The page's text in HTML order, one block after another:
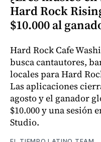
Hard Rock
$10.000 al
Hard Rock Cafe
busca cantautores,
locales para Hard
Las aplicaciones
agosto y el ganador
$10.000 y una sesión
Studio.